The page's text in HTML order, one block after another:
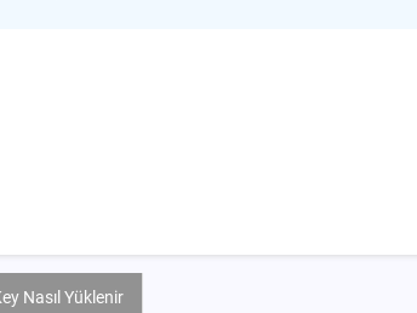
Nasıl Yüklenir